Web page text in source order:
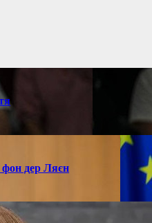
фон дер Ляєн